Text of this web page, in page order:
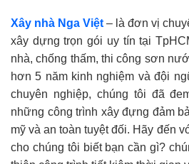
Xây nhà Nga Việt – là đơn vị
xây dựng trọn gói uy tín tại
nhà, chống thấm, thi công sơn
hơn 5 năm kinh nghiệm và đội
chuyên nghiệp, chúng tôi đã
những công trình xây đựng đảm
mỹ và an toàn tuyệt đối. Hãy đến
cho chúng tôi biết bạn cần gì?